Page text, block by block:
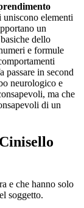
elementi
un
dello
e formule
passare in second
neurologico e
ma che
di un
e che hanno solo
soggetto.